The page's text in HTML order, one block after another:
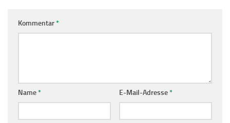
Kommentar*
Name* E-Mail-Adresse*